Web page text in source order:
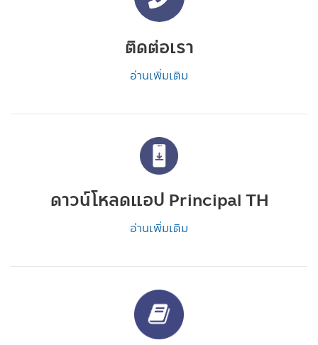
ติดต่อเรา
อ่านเพิ่มเติม
ดาวน์โหลดแอป Principal TH
อ่านเพิ่มเติม